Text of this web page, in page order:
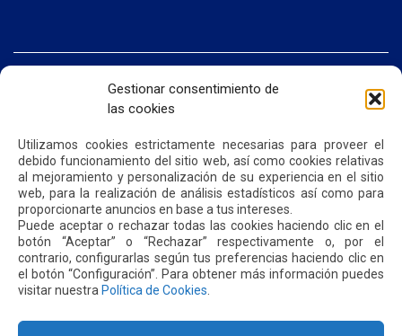
Gestionar consentimiento de
las cookies
Utilizamos cookies estrictamente necesarias para proveer el
debido funcionamiento del sitio web, así como cookies relativas
al mejoramiento y personalización de su experiencia en el sitio
web, para la realización de análisis estadísticos así como para
proporcionarte anuncios en base a tus intereses.
Puede aceptar o rechazar todas las cookies haciendo clic en el
botón “Aceptar” o “Rechazar” respectivamente o, por el
contrario, configurarlas según tus preferencias haciendo clic en
el botón “Configuración”. Para obtener más información puedes
visitar nuestra Política de Cookies
SOMOS QUIPORT
SOSTENIBILIDAD
CONTÁCTENOS
POLÍTICA DE PRIVACIDADPOLÍTICA DE COOKIES
Dirección: Parroquia Tababela S/N vía a Yaruquí. Aeropuerto